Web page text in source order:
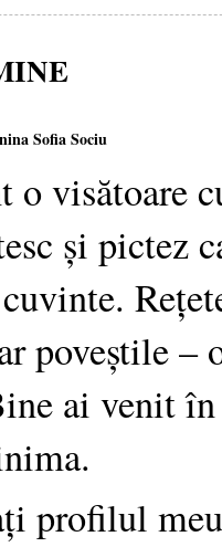
Sofia Sociu
o visătoare
și pictez
poveștile –
ai venit
profilul